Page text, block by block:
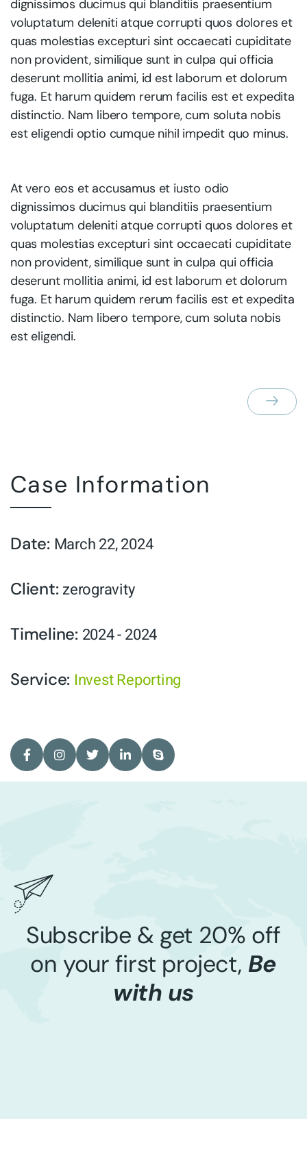
dignissimos ducimus qui blanditiis praesentium
voluptatum deleniti atque corrupti quos dolores et
quas molestias excepturi sint occaecati cupiditate
non provident, similique sunt in culpa qui officia
deserunt mollitia animi, id est laborum et dolorum
fuga. Et harum quidem rerum facilis est et expedita
distinctio. Nam libero tempore, cum soluta nobis
est eligendi optio cumque nihil impedit quo minus.
At vero eos et accusamus et iusto odio
dignissimos ducimus qui blanditiis praesentium
voluptatum deleniti atque corrupti quos dolores et
quas molestias excepturi sint occaecati cupiditate
non provident, similique sunt in culpa qui officia
deserunt mollitia animi, id est laborum et dolorum
fuga. Et harum quidem rerum facilis est et expedita
distinctio. Nam libero tempore, cum soluta nobis
est eligendi.
Case Information
Date: March 22, 2024
Client:zerogravity
Timeline: 2024 - 2024
Service: Invest Reporting
Subscribe & get 20% off
on your first project, Be
with us